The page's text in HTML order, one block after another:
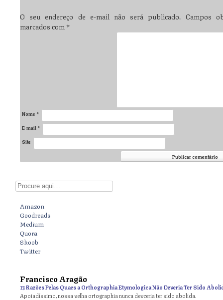
O seu endereço de e-mail não será publicado. Campos
marcados com*
Nome *
E-mail *
Site
Digite aqui
Amazon
Goodreads
Medium
Quora
Skoob
Twitter
Francisco Aragão
13 Razões Pelas Quaes a Orthographia Etymologica Não Deveria Ter Sido
Apoiadíssimo, nossa velha ortographia nunca devceria ter sido abolida.